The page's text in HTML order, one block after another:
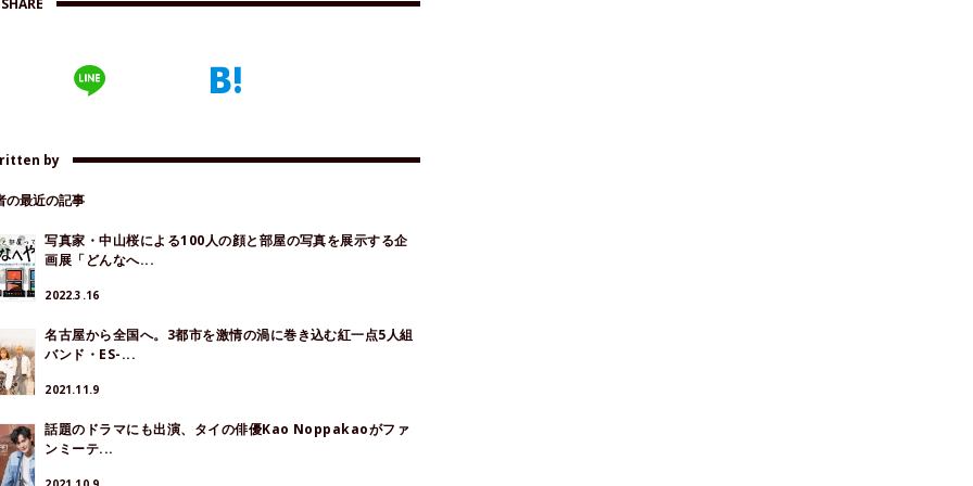
by
の最近の記事
写真家・中山桜による100人の顔と部屋の写真を展示する企
画展「どんなへ...
2022.3.16
名古屋から全国へ。3都市を激情の渦に巻き込む紅一点5人組
バンド・ES-...
2021.11.9
話題のドラマにも出演、タイの俳優Kao Noppakaoがファ
ンミーテ...